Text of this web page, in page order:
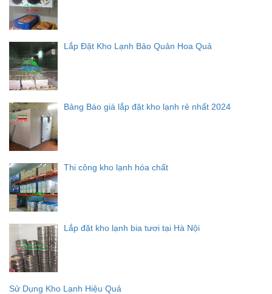
Lắp Đặt Kho Lạnh Bảo Quản Hoa Quả
Bảng Báo giá lắp đặt kho lạnh rẻ nhất 2024
Thi công kho lạnh hóa chất
Lắp đặt kho lạnh bia tươi tại Hà Nội
Sử Dụng Kho Lạnh Hiệu Quả